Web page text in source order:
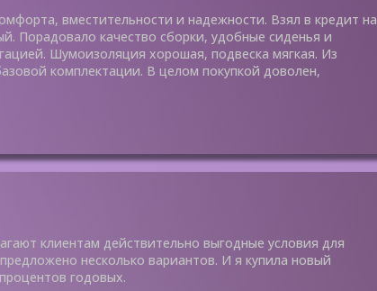
вместительности и надежности. Взял в кредит на
Порадовало качество сборки, удобные сиденья и
Шумоизоляция хорошая, подвеска мягкая. Из
комплектации. В целом покупкой доволен,
клиентам действительно выгодные условия для
несколько вариантов. И я купила новый
годовых.